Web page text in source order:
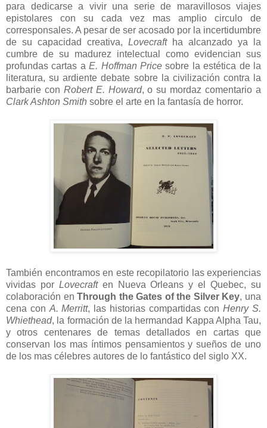
para dedicarse a vivir una serie de maravillosos viajes
epistolares con su cada vez mas amplio circulo de
corresponsales. A pesar de ser acosado por la incertidumbre
de su capacidad creativa, Lovecraftha alcanzado ya la
cumbre de su madurez intelectual como evidencian sus
profundas cartas aE. Hoffman Price sobre la estética de la
literatura, su ardiente debate sobre la civilización contra la
barbarie con Robert E. Howard, o su mordaz comentario a
Clark Ashton Smith sobre el arte en la fantasía de horror.
También encontramos en este recopilatorio las experiencias
vividas por Lovecraften Nueva Orleans y el Quebec, su
colaboración enThrough the Gates of the Silver Key, una
cena con A. Merritt, las historias compartidas conHenry S.
Whiethead, la formación de la hermandad Kappa Alpha Tau,
y otros centenares de temas detallados en cartas que
conservan los mas íntimos pensamientos y sueños de uno
de los mas célebres autores de lo fantástico del siglo XX.